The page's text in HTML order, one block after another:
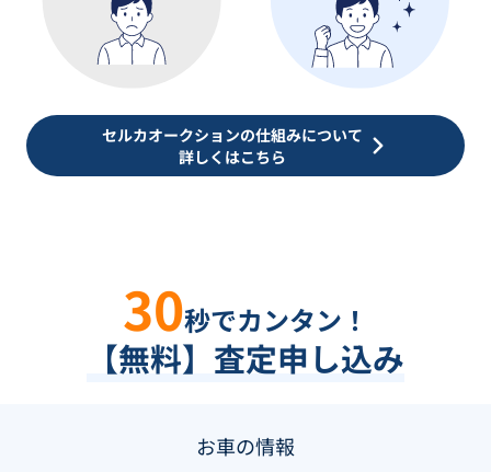
セルカオークションの仕組みについて
詳しくはこちら
30秒でカンタン！
【無料】査定申し込み
お車の情報